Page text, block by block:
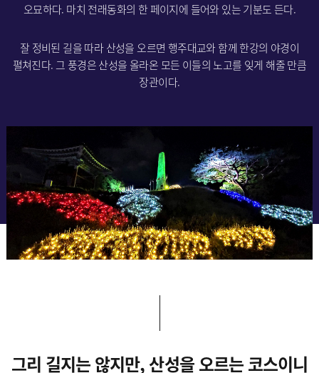
오묘하다. 마치 전래동화의 한 페이지에 들어와 있는 기분도 든다.
잘 정비된 길을 따라 산성을 오르면 행주대교와 함께 한강의 야경이
펼쳐진다. 그 풍경은 산성을 올라온 모든 이들의 노고를 잊게 해줄 만큼
장관이다.
그리 길지는 않지만, 산성을 오르는 코스이니